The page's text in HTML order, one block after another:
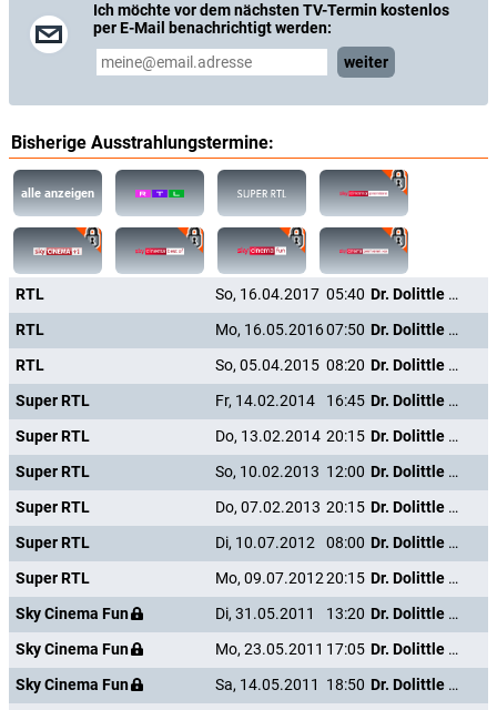
Ich möchte vor dem nächsten TV-Termin kostenlos
per E-Mail benachrichtigt werden:
weiter
Bisherige Ausstrahlungstermine:
alle anzeigen
RTL So, 16.04.2017 05:40
Dr. Dolittle - Million Dollar Mutts
RTL
Mo, 16.05.201607:50
Dr. Dolittle - Million Dollar Mutts
RTL
So, 05.04.2015 08:20
Dr. Dolittle - Million Dollar Mutts
Super RTL
Fr, 14.02.2014 16:45
Dr. Dolittle - Million Dollar Mutts
Super RTL
Do, 13.02.2014 20:15
Dr. Dolittle - Million Dollar Mutts
Super RTL
So, 10.02.2013 12:00
Dr. Dolittle - Million Dollar Mutts
Super RTL
Do, 07.02.2013 20:15
Dr. Dolittle - Million Dollar Mutts
Super RTL
Di, 10.07.2012 08:00
Dr. Dolittle - Million Dollar Mutts
Super RTL
Mo, 09.07.201220:15
Dr. Dolittle - Million Dollar Mutts
Sky Cinema Fun
Di, 31.05.2011 13:20
Dr. Dolittle - Million Dollar Mutts
Sky Cinema Fun
Mo, 23.05.2011 17:05
Dr. Dolittle - Million Dollar Mutts
Sky Cinema Fun
Sa, 14.05.2011 18:50
Dr. Dolittle - Million Dollar Mutts